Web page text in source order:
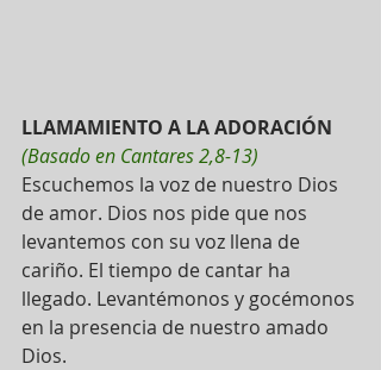
LLAMAMIENTO A LA ADORACIÓN
(Basado en Cantares 2,8-13)
Escuchemos la voz de nuestro Dios
de amor. Dios nos pide que nos
levantemos con su voz llena de
cariño. El tiempo de cantar ha
llegado. Levantémonos y gocémonos
en la presencia de nuestro amado
Dios.